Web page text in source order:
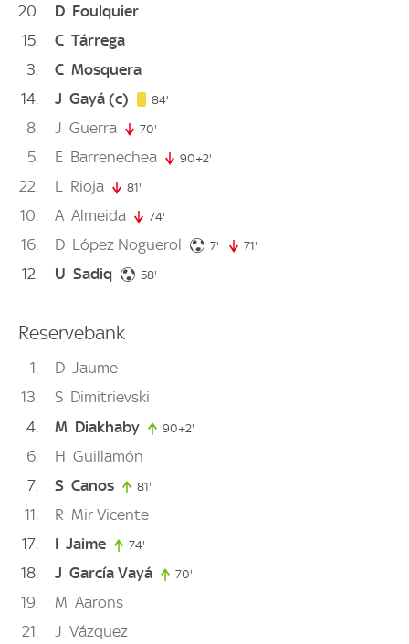
20
D Foulquier
15
C Tárrega
3
C Mosquera
14
J Gayá (c) 84'
8 J Guerra 70'
5 E Barrenechea 90+2'
22 L Rioja 81'
10 A Almeida 74'
16 D López Noguerol 7' 7. minute
71'
12 U Sadiq 58'
Reservebank
1 D Jaume
13
S Dimitrievski
4
M Diakhaby 90+2'
6 H Guillamón
7
S Canos 81'
11 R Mir Vicente
17
I Jaime 74'
18 J García Vayá 70'
19 M Aarons
21
J Vázquez